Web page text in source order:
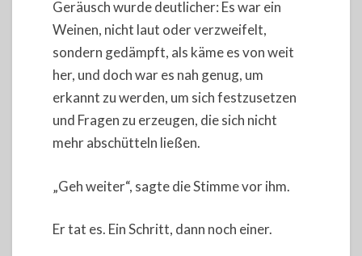
Geräusch wurde deutlicher: Es war ein
Weinen, nicht laut oder verzweifelt,
sondern gedämpft, als käme es von weit
her, und doch war es nah genug, um
erkannt zu werden, um sich festzusetzen
und Fragen zu erzeugen, die sich nicht
mehr abschütteln ließen.
„Geh weiter“, sagte die Stimme vor ihm.
Er tat es. Ein Schritt, dann noch einer.